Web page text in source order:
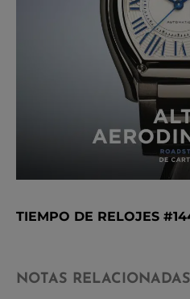
TIEMPO DE RELOJES
NOTAS RELACIONADAS